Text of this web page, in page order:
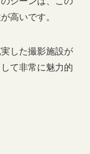
高いです。
した撮影施設が
て非常に魅力的